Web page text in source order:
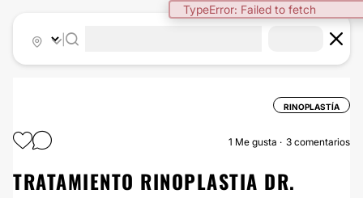
TypeError: Failed to fetch
RINOPLASTÍA
1 Me gusta 3 comentarios
TRATAMIENTO RINOPLASTIA DR.